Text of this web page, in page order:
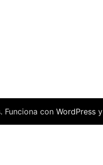
. Funciona con WordPressy